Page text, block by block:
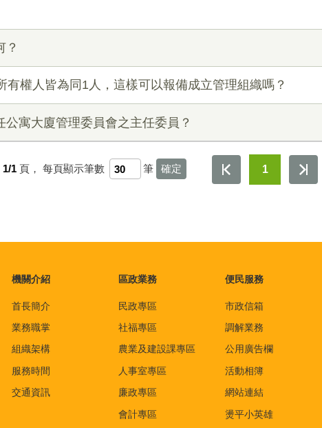
？
有權人皆為同1人，這樣可以報備成立管理組織嗎？
寓大廈管理委員會之主任委員？
1/1 頁， 每頁顯示筆數 筆 1
機關介紹
首長簡介
業務職掌
組織架構
服務時間
交通資訊
區政業務
民政專區
社福專區
農業及建設課專區
人事室專區
廉政專區
會計專區
便民服務
市政信箱
調解業務
公用廣告欄
活動相簿
網站連結
燙平小英雄